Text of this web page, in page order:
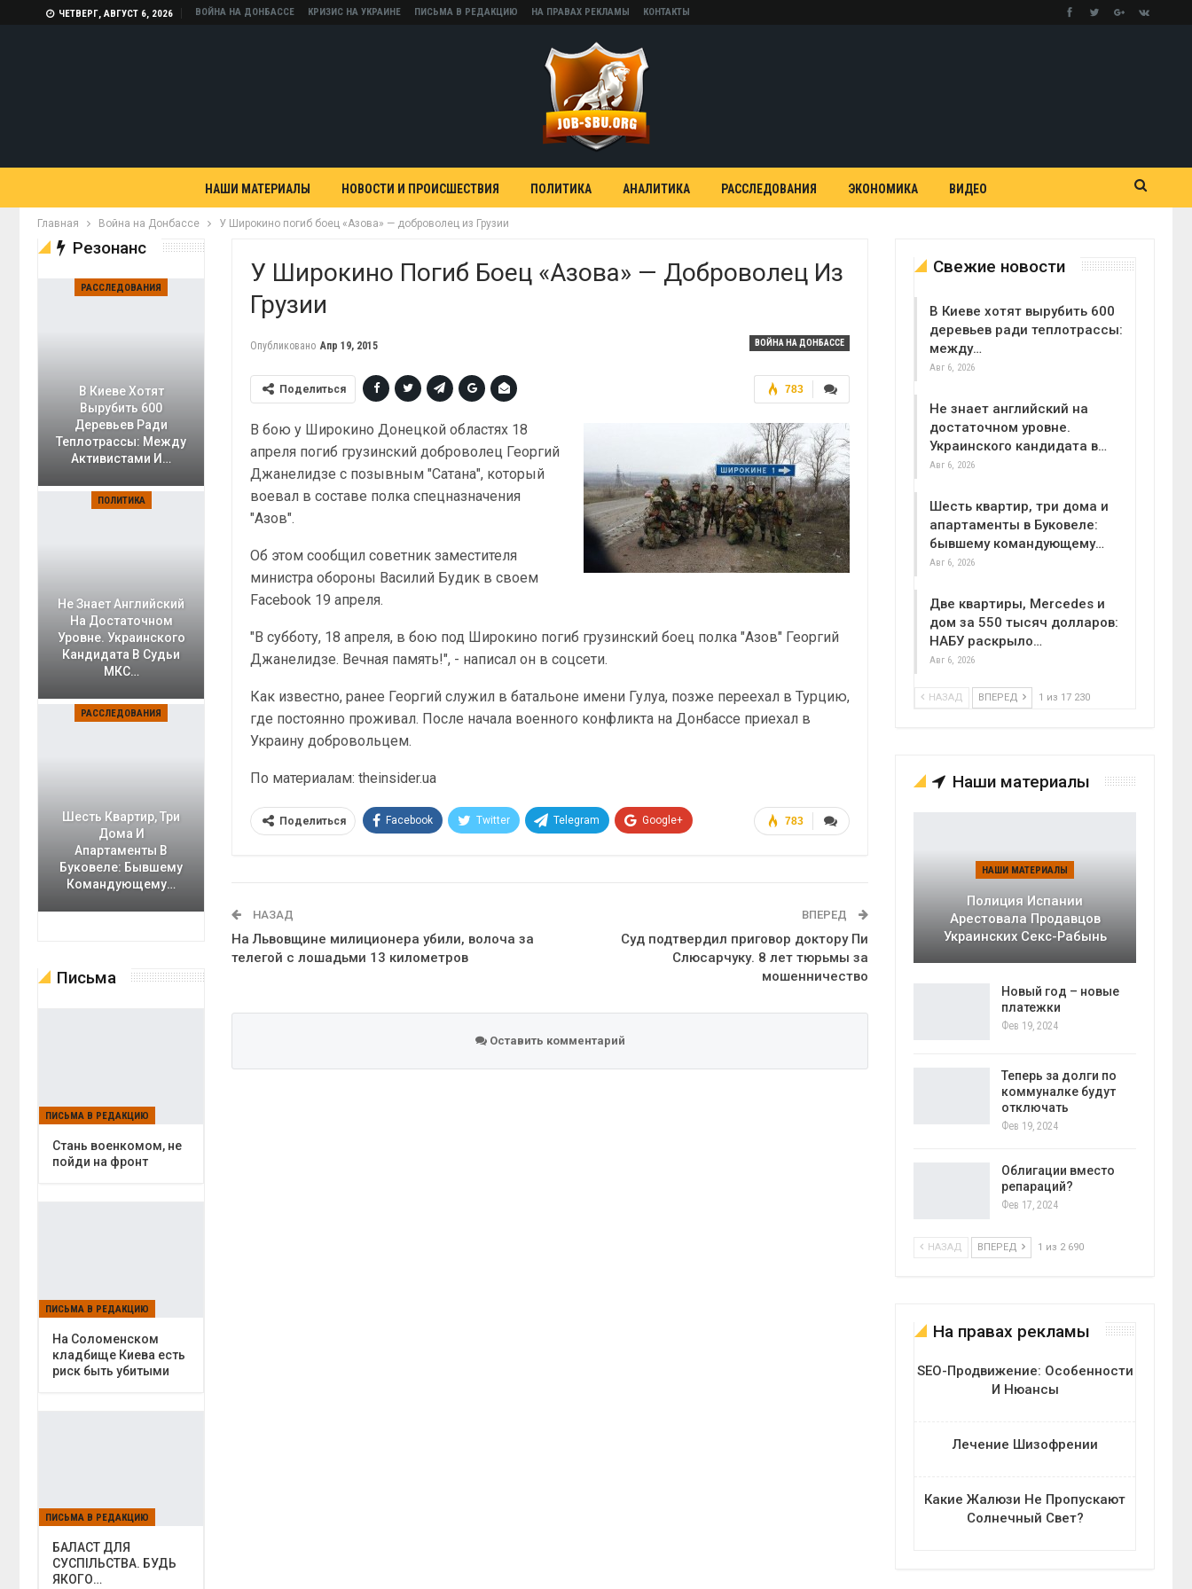
ЧЕТВЕРГ, АВГУСТ 6, 2026 ВОЙНА НА ДОНБАССЕ КРИЗИС НА УКРАИНЕ ПИСЬМА В РЕДАКЦИЮ НА ПРАВАХ РЕКЛАМЫ КОНТАКТЫ
НАШИ МАТЕРИАЛЫ НОВОСТИ И ПРОИСШЕСТВИЯ ПОЛИТИКА АНАЛИТИКА РАССЛЕДОВАНИЯ ЭКОНОМИКА ВИДЕО
Главная Война на Донбассе У Широкино погиб боец «Азова» — доброволец из Грузии
У Широкино Погиб Боец «Азова» — Доброволец Из
Грузии
ВОЙНА НА ДОНБАССЕ
Опубликовано Апр 19, 2015
783
Поделиться
В бою у Широкино Донецкой областях 18
апреля погиб грузинский доброволец Георгий
Джанелидзе с позывным "Сатана", который
воевал в составе полка спецназначения
"Азов".
Об этом сообщил советник заместителя
министра обороны Василий Будик в своем
Facebook 19 апреля.
"В субботу, 18 апреля, в бою под Широкино погиб грузинский боец полка "Азов" Георгий
Джанелидзе. Вечная память!", - написал он в соцсети.
Как известно, ранее Георгий служил в батальоне имени Гулуа, позже переехал в Турцию,
где постоянно проживал. После начала военного конфликта на Донбассе приехал в
Украину добровольцем.
По материалам: theinsider.ua
783
Поделиться Facebook Twitter Telegram Google+
НАЗАД
На Львовщине милиционера убили, волоча за
телегой с лошадьми 13 километров
ВПЕРЕД
Суд подтвердил приговор доктору Пи
Слюсарчуку. 8 лет тюрьмы за
мошенничество
Оставить комментарий
Свежие новости
В Киеве хотят вырубить 600
деревьев ради теплотрассы:
между…
Авг 6, 2026
Не знает английский на
достаточном уровне.
Украинского кандидата в…
Авг 6, 2026
Шесть квартир, три дома и
апартаменты в Буковеле:
бывшему командующему…
Авг 6, 2026
Две квартиры, Mercedes и
дом за 550 тысяч долларов:
НАБУ раскрыло…
Авг 6, 2026
НАЗАД ВПЕРЕД 1 из 17 230
Наши материалы
НАШИ МАТЕРИАЛЫ
Полиция Испании
Арестовала Продавцов
Украинских Секс-Рабынь
Новый год – новые
платежки
Фев 19, 2024
Теперь за долги по
коммуналке будут
отключать
Фев 19, 2024
Облигации вместо
репараций?
Фев 17, 2024
НАЗАД ВПЕРЕД 1 из 2 690
На правах рекламы
SEO-Продвижение: Особенности
И Нюансы
Лечение Шизофрении
Какие Жалюзи Не Пропускают
Солнечный Свет?
Резонанс
РАССЛЕДОВАНИЯ
В Киеве Хотят
Вырубить 600
Деревьев Ради
Теплотрассы: Между
Активистами И…
ПОЛИТИКА
Не Знает Английский
На Достаточном
Уровне. Украинского
Кандидата В Судьи
МКС…
РАССЛЕДОВАНИЯ
Шесть Квартир, Три
Дома И
Апартаменты В
Буковеле: Бывшему
Командующему…
Письма
ПИСЬМА В РЕДАКЦИЮ
Cтань военкомом, не
пойди на фронт
ПИСЬМА В РЕДАКЦИЮ
На Соломенском
кладбище Киева есть
риск быть убитыми
ПИСЬМА В РЕДАКЦИЮ
БАЛАСТ ДЛЯ
СУСПІЛЬСТВА. БУДЬ
ЯКОГО…